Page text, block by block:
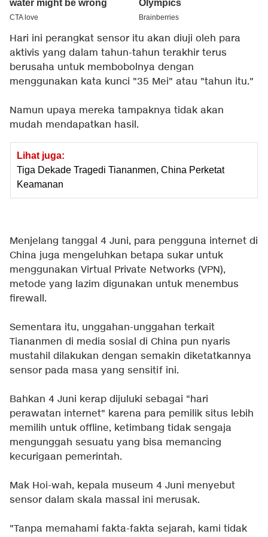
Hari ini perangkat sensor itu akan diuji oleh para
aktivis yang dalam tahun-tahun terakhir terus
berusaha untuk membobolnya dengan
menggunakan kata kunci "35 Mei" atau "tahun itu."
Namun upaya mereka tampaknya tidak akan
mudah mendapatkan hasil.
Lihat juga:
Tiga Dekade Tragedi Tiananmen, China Perketat
Keamanan
Menjelang tanggal 4 Juni, para pengguna internet di
China juga mengeluhkan betapa sukar untuk
menggunakan Virtual Private Networks (VPN),
metode yang lazim digunakan untuk menembus
firewall.
Sementara itu, unggahan-unggahan terkait
Tiananmen di media sosial di China pun nyaris
mustahil dilakukan dengan semakin diketatkannya
sensor pada masa yang sensitif ini.
Bahkan 4 Juni kerap dijuluki sebagai "hari
perawatan internet" karena para pemilik situs lebih
memilih untuk offline, ketimbang tidak sengaja
mengunggah sesuatu yang bisa memancing
kecurigaan pemerintah.
Mak Hoi-wah, kepala museum 4 Juni menyebut
sensor dalam skala massal ini merusak.
"Tanpa memahami fakta-fakta sejarah, kami tidak